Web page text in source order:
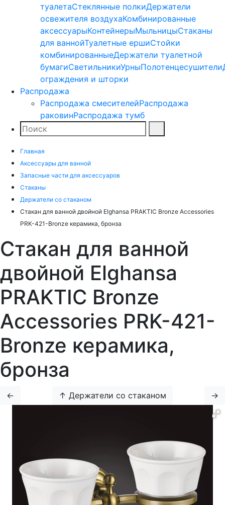
туалетаСтеклянные полкиДержатели
освежителя воздухаКомбинированные
аксессуарыКонтейнерыМыльницыСтаканы
для ваннойТуалетные ершиСтойки
комбинированныеДержатели туалетной
бумагиСветильникиУрныПолотенцесушители
ограждения и шторки
Распродажа
Распродажа смесителейРаспродажа
раковинРаспродажа тумб
Поиск
Главная
Аксессуары для ванной
Запасные части для аксессуаров
Стаканы
Держатели со стаканом
Стакан для ванной двойной Elghansa PRAKTIC Bronze Accessories
PRK-421-Bronze керамика, бронза
Стакан для ванной
двойной Elghansa
PRAKTIC Bronze
Accessories PRK-421-
Bronze керамика,
бронза
← ↑ Держатели со стаканом →